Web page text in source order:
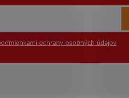
ochrany osobných údajov